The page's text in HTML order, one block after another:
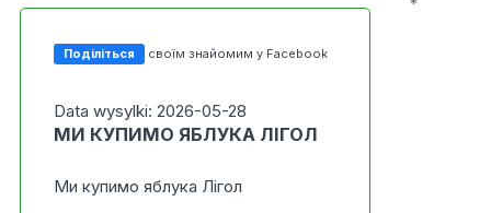
Поділіться своїм знайомим у Facebook
Data wysylki: 2026-05-28
МИ КУПИМО ЯБЛУКА ЛІГОЛ
Ми купимо яблука Лігол